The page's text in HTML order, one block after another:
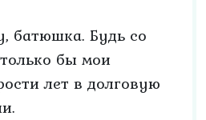
батюшка. Будь со
бы мои
лет в долговую